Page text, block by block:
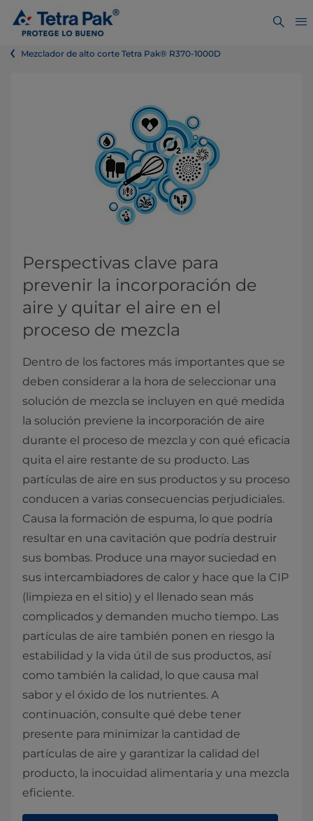
Mezclador de alto corte Tetra Pak® R370-1000D
​​​​​​​​​​​​​​​​​​​​​​​​Perspectivas clave para
prevenir la incorporación de
aire y quitar el aire en el
proceso de mezcla
Dentro de los factores más importantes que se
deben considerar a la hora de seleccionar una
solución de mezcla se incluyen en qué medida
la solución previene la incorporación de aire
durante el proceso de mezcla y con qué eficacia
quita el aire restante de su producto. Las
partículas de aire en sus productos y su proceso
conducen a varias consecuencias perjudiciales.
Causa la formación de espuma, lo que podría
resultar en una cavitación que podría destruir
sus bombas. Produce una mayor suciedad en
sus intercambiadores de calor y hace que la CIP
(limpieza en el sitio) y el llenado sean más
complicados y demanden mucho tiempo. Las
partículas de aire también ponen en riesgo la
estabilidad y la vida útil de sus productos, así
como también la calidad, lo que causa mal
sabor y el óxido de los nutrientes. A
continuación, consulte qué debe tener
presente para minimizar la cantidad de
partículas de aire y garantizar la calidad del
producto, la inocuidad alimentaria y una mezcla
eficiente.